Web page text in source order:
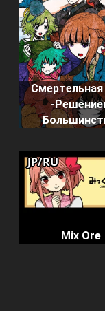
Смертельная
-
Mix Ore
JP/RU